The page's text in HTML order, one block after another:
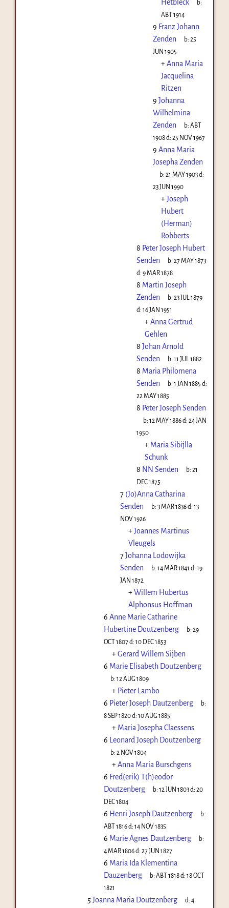
Hetbleck
b:
ABT 1914
9 Franz Johann
Zenden
b:25
JUN 1905
+Anna Maria
Jacquelina
Ritzen
9 Johanna
Wilhelmina
Zenden
b:ABT
1908d: 25 NOV 1967
9 Anna Maria
Josepha Zenden
b:21 MAY 1903d:
23 JUN 1990
+Joseph
Hubert
(Herman)
Robberts
8 Peter Joseph Hubert
Senden
b:27 MAY 1873
d: 9 MAR 1878
8 Martin Joseph
Zenden
b:23 JUL 1879
d: 16 JAN 1951
+Anna Gertrud
Gehlen
8 Johan Arnold
Senden
b:11 JUL 1882
8 Maria Philomena
Senden
b:1 JAN 1885 d:
22 MAY 1885
8 Peter Joseph Senden
b:12 MAY 1886d:24 JAN
1950
+ Maria Sibijlla
Schunk
8 NN Senden b:21
DEC 1875
7 (Jo)Anna Catharina
Senden
b:3 MAR 1836d:13
NOV 1926
+Joannes Martinus
Vleugels
7Johanna Lodowijka
Senden
b:14 MAR 1841 d:19
JAN 1872
+Willem Hubertus
Alphonsus Hoffman
6 Anne Marie Catharine
Hubertine Doutzenberg
b:29
OCT 1807d: 10 DEC 1853
+Gerard Willem Sijben
6 Marie Elisabeth Doutzenberg
b:12 AUG 1809
+ Pieter Lambo
6 Pieter Joseph Dautzenberg
b:
8 SEP 1820d: 10 AUG 1885
+ Maria Josepha Claessens
6 Leonard Joseph Doutzenberg
b:2 NOV 1804
+Anna Maria Burschgens
6 Fred(erik) T(h)eodor
Doutzenberg
b:12 JUN 1803d:20
DEC 1804
6 Henri Joseph Dautzenberg
b:
ABT 1816d: 14 NOV 1835
6 Marie Agnes Dautzenberg
b:
4 MAR 1806d: 27 JUN 1827
6 Maria Ida Klementina
Dauzenberg
b:ABT 1818d:18 OCT
1821
5 Joanna Maria Doutzenberg d:4